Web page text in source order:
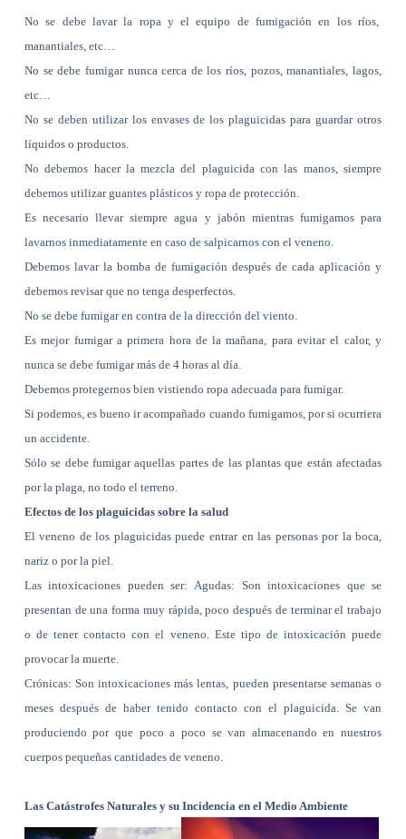
No se debe lavar la ropa y el equipo de fumigación en los ríos,
manantiales, etc…
No se debe fumigar nunca cerca de los ríos, pozos, manantiales, lagos,
etc…
No se deben utilizar los envases de los plaguicidas para guardar otros
líquidos o productos.
No debemos hacer la mezcla del plaguicida con las manos, siempre
debemos utilizar guantes plásticos y ropa de protección.
Es necesario llevar siempre agua y jabón mientras fumigamos para
lavarnos inmediatamente en caso de salpicarnos con el veneno.
Debemos lavar la bomba de fumigación después de cada aplicación y
debemos revisar que no tenga desperfectos.
No se debe fumigar en contra de la dirección del viento.
Es mejor fumigar a primera hora de la mañana, para evitar el calor, y
nunca se debe fumigar más de 4 horas al día.
Debemos protegernos bien vistiendo ropa adecuada para fumigar.
Si podemos, es bueno ir acompañado cuando fumigamos, por si ocurriera
un accidente.
Sólo se debe fumigar aquellas partes de las plantas que están afectadas
por la plaga, no todo el terreno.
Efectos de los plaguicidas sobre la salud
El veneno de los plaguicidas puede entrar en las personas por la boca,
nariz o por la piel.
Las intoxicaciones pueden ser: Agudas: Son intoxicaciones que se
presentan de una forma muy rápida, poco después de terminar el trabajo
o de tener contacto con el veneno. Este tipo de intoxicación puede
provocar la muerte.
Crónicas: Son intoxicaciones más lentas, pueden presentarse semanas o
meses después de haber tenido contacto con el plaguicida. Se van
produciendo por que poco a poco se van almacenando en nuestros
cuerpos pequeñas cantidades de veneno.
Las Catástrofes Naturales y su Incidencia en el Medio Ambiente